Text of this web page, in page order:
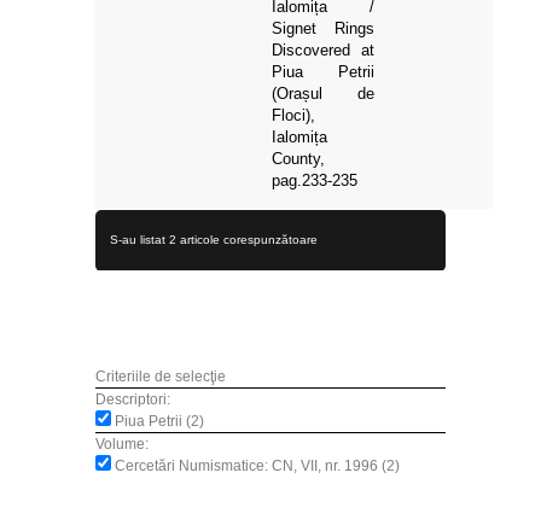
Ialomița /
Signet Rings
Discovered at
Piua Petrii
(Orașul de
Floci),
Ialomița
County,
pag.233-235
S-au listat 2 articole corespunzătoare
Criteriile de selecţie
Descriptori:
Piua Petrii (2)
Volume:
Cercetări Numismatice: CN, VII, nr. 1996 (2)